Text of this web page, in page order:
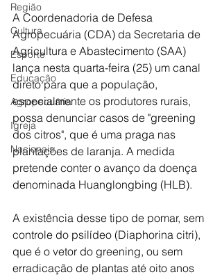
Região
Cultura
Esporte
Educação
Agropecuária
Igreja
Nacionais
A Coordenadoria de Defesa
Agropecuária (CDA) da Secretaria de
Agricultura e Abastecimento (SAA)
lança nesta quarta-feira (25) um canal
direto para que a população,
especialmente os produtores rurais,
possa denunciar casos de "greening
dos citros", que é uma praga nas
plantações de laranja. A medida
pretende conter o avanço da doença
denominada Huanglongbing (HLB).
A existência desse tipo de pomar, sem
controle do psilídeo (Diaphorina citri),
que é o vetor do greening, ou sem
erradicação de plantas até oito anos